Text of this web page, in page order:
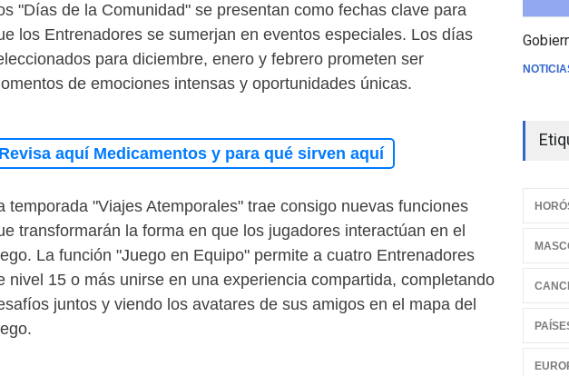
"Días de la Comunidad" se presentan como fechas clave para
los Entrenadores se sumerjan en eventos especiales. Los días
para diciembre, enero y febrero prometen ser
de emociones intensas y oportunidades únicas.
Revisa aquí Medicamentos y para qué sirven aquí
temporada "Viajes Atemporales" trae consigo nuevas funciones
transformarán la forma en que los jugadores interactúan en el
La función "Juego en Equipo" permite a cuatro Entrenadores
nivel 15 o más unirse en una experiencia compartida, completando
juntos y viendo los avatares de sus amigos en el mapa del